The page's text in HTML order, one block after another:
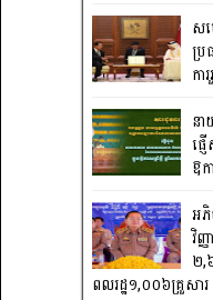
ស
ប្រ
កា
ន
ផ្ញ
ឱ
អ
វិញ្
២,
ពលរដ្ឋ១,០០៦គ្រួសារ